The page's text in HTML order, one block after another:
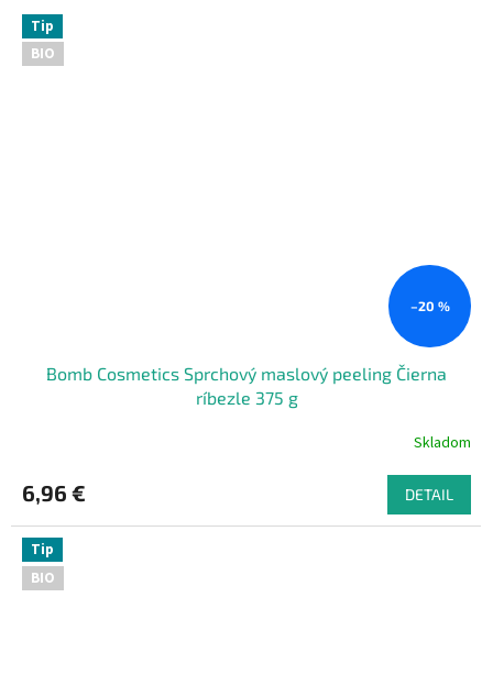
Tip
BIO
–20 %
Bomb Cosmetics Sprchový maslový peeling Čierna
ríbezle 375 g
Skladom
6,96 € DETAIL
Tip
BIO